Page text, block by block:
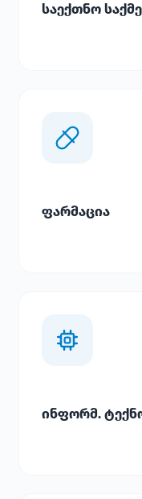
საექთნო საქმე
ფარმაცია
ინფორმ.